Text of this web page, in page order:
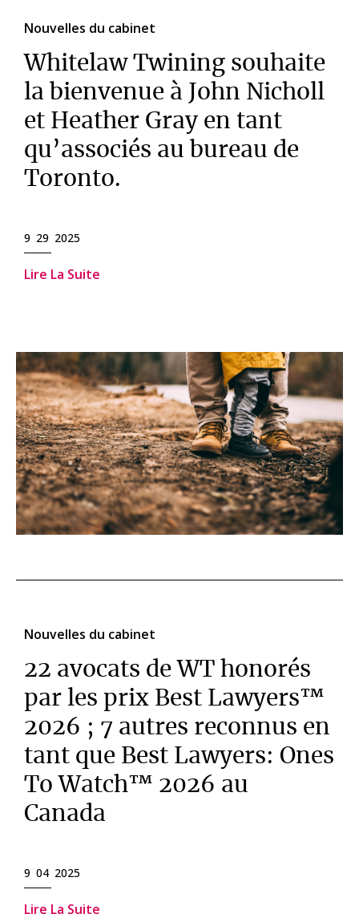
Nouvelles du cabinet
Whitelaw Twining souhaite
la bienvenue à John Nicholl
et Heather Gray en tant
qu’associés au bureau de
Toronto.
9 29 2025
Lire La Suite
Nouvelles du cabinet
22 avocats de WT honorés
par les prix Best Lawyers™
2026 ; 7 autres reconnus en
tant que Best Lawyers: Ones
To Watch™ 2026 au
Canada
9 04 2025
Lire La Suite